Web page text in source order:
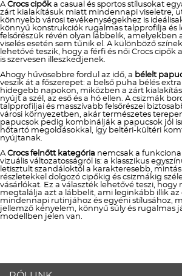
ACrocs cipőka casual és sportos stílusokat
zárt kialakításuk miatt mindennapi viseletre,
könnyebb városi tevékenységekhez is
könnyű konstrukciók rugalmas talpprofilja és
felsőrészük révén olyan lábbelik, amelyekben
viselés esetén sem tűnik el. A különböző
lehetővé teszik, hogy a férfi és női Crocs cipők
is szervesen illeszkedjenek.
Ahogy hűvösebbre fordul az idő, a bélelt
veszik át a főszerepet: a belső puha bélés
hidegebb napokon, miközben a zárt
nyújt a szél, az eső és a hó ellen. A csizmák
talpprofiljai és masszívabb felsőrészei
városi környezetben, akár természetes
papucsok pedig kombinálják a papucsok jól
hőtartó megoldásokkal, így beltéri-kültéri
nyújtanak.
ACrocs felnőtt kategória nemcsak a
vizuális változatosságról is: a klasszikus
letisztult szandáloktól a karakteresebb,
részletekkel dolgozó cipőkig és csizmákig
vásárlókat. Ez a választék lehetővé teszi, hogy
megtalálja azt a lábbelit, ami leginkább illik az
mindennapi rutinjához és egyéni stílusához,
jellemző kényelem, könnyű súly és rugalmas
modellben jelen van.